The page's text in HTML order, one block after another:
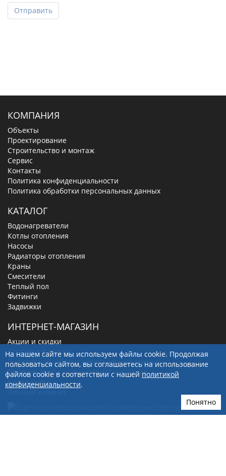
Отправить
КОМПАНИЯ
Объекты
Проектирование
Строительство и монтаж
Сервис
Контакты
Политика конфиденциальности
Политика обработки персональных данных
КАТАЛОГ
Водонагреватели
Котлы отопления
Насосы
Радиаторы отопления
Краны
Смесители
Теплый пол
Фитинги
Задвижки
ИНТЕРНЕТ-МАГАЗИН
Акции и скидки
Доставка и оплата
Политика обработки персональных данных
Правила продажи в интернет-магазине
Карта сайта
Личный кабинет
На нашем сайте мы используем файлы cookie. Продолжая
пользоваться сайтом, вы соглашаетесь на использование
файлов cookie в соответствии с нашей политикой
конфиденциальности.
Понятно